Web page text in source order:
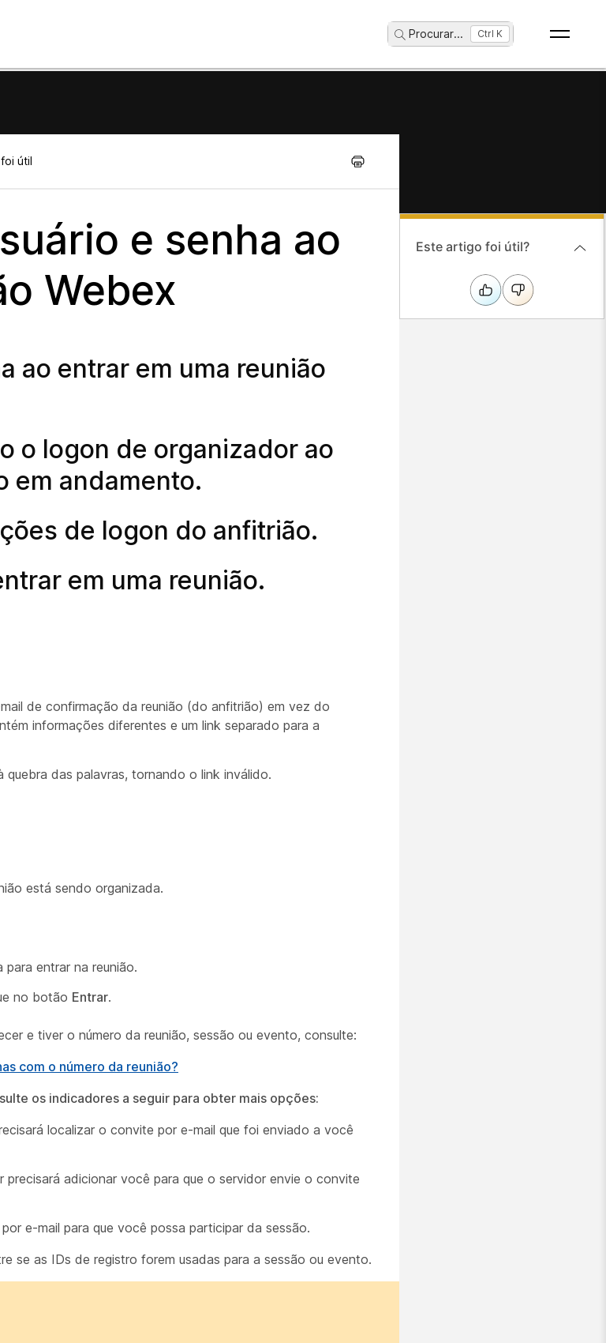
Procurar... Ctrl K
útil
e senha ao
Webex
ao entrar em uma reunião
o logon de organizador ao
em andamento.
de logon do anfitrião.
em uma reunião.
de confirmação da reunião (do anfitrião) em vez do
informações diferentes e um link separado para a
das palavras, tornando o link inválido.
está sendo organizada.
para entrar na reunião.
no botão Entrar.
e tiver o número da reunião, sessão ou evento, consulte:
com o número da reunião?
os indicadores a seguir para obter mais opções:
localizar o convite por e-mail que foi enviado a você
adicionar você para que o servidor envie o convite
e-mail para que você possa participar da sessão.
se as IDs de registro forem usadas para a sessão ou evento.
Este artigo foi útil?